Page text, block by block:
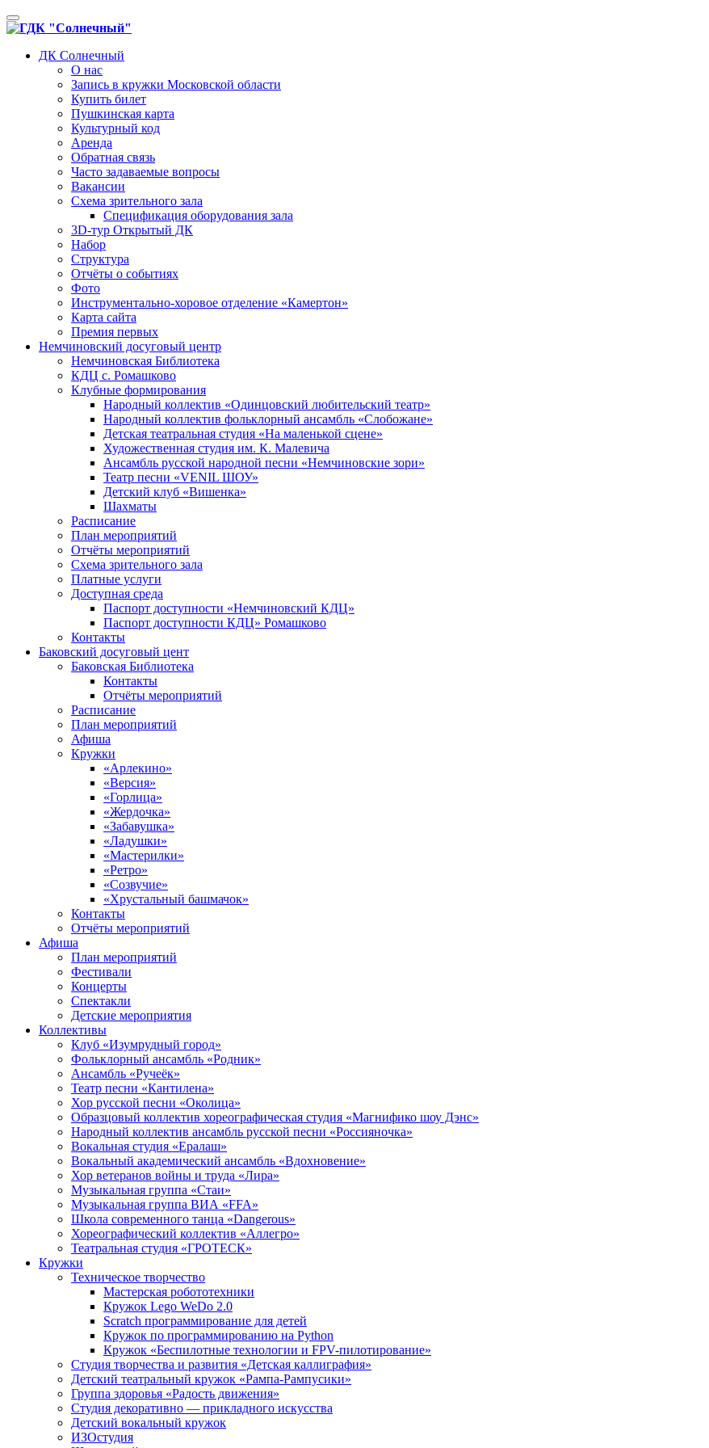
Toggle
navigation
ДК Солнечный
О нас
Запись в кружки Московской области
Купить билет
Пушкинская карта
Культурный код
Аренда
Обратная связь
Часто задаваемые вопросы
Вакансии
Схема зрительного зала
Спецификация оборудования зала
3D-тур Открытый ДК
Набор
Структура
Отчёты о событиях
Фото
Инструментально-хоровое отделение «Камертон»
Карта сайта
Премия первых
Немчиновский досуговый центр
Немчиновская Библиотека
КДЦ с. Ромашково
Клубные формирования
Народный коллектив «Одинцовский любительский театр»
Народный коллектив фольклорный ансамбль «Слобожане»
Детская театральная студия «На маленькой сцене»
Художественная студия им. К. Малевича
Ансамбль русской народной песни «Немчиновские зори»
Театр песни «VENIL ШОУ»
Детский клуб «Вишенка»
Шахматы
Расписание
План мероприятий
Отчёты мероприятий
Схема зрительного зала
Платные услуги
Доступная среда
Паспорт доступности «Немчиновский КДЦ»
Паспорт доступности КДЦ» Ромашково
Контакты
Баковский досуговый цент
Баковская Библиотека
Контакты
Отчёты мероприятий
Расписание
План мероприятий
Афиша
Кружки
«Арлекино»
«Версия»
«Горлица»
«Жердочка»
«Забавушка»
«Ладушки»
«Мастерилки»
«Ретро»
«Созвучие»
«Хрустальный башмачок»
Контакты
Отчёты мероприятий
Афиша
План мероприятий
Фестивали
Концерты
Спектакли
Детские мероприятия
Коллективы
Клуб «Изумрудный город»
Фольклорный ансамбль «Родник»
Ансамбль «Ручеёк»
Театр песни «Кантилена»
Хор русской песни «Околица»
Образцовый коллектив хореографическая студия «Магнифико шоу Дэнс»
Народный коллектив ансамбль русской песни «Россияночка»
Вокальная студия «Ералаш»
Вокальный академический ансамбль «Вдохновение»
Хор ветеранов войны и труда «Лира»
Музыкальная группа «Стаи»
Музыкальная группа ВИА «FFA»
Школа современного танца «Dangerous»
Хореографический коллектив «Аллегро»
Театральная студия «ГРОТЕСК»
Кружки
Техническое творчество
Мастерская робототехники
Кружок Lego WeDo 2.0
Scratch программирование для детей
Кружок по программированию на Python
Кружок «Беспилотные технологии и FPV-пилотирование»
Студия творчества и развития «Детская каллиграфия»
Детский театральный кружок «Рампа-Рампусики»
Группа здоровья «Радость движения»
Студия декоративно — прикладного искусства
Детский вокальный кружок
ИЗОстудия